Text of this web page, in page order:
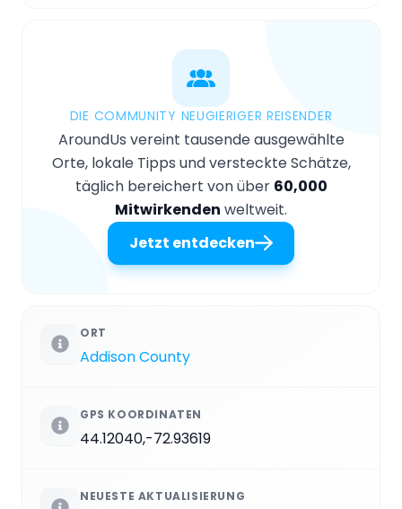
DIE COMMUNITY NEUGIERIGER REISENDER
AroundUs vereint tausende ausgewählte
Orte, lokale Tipps und versteckte Schätze,
täglich bereichert von über 60,000
Mitwirkenden weltweit.
Jetzt entdecken
ORT
Addison County
GPS KOORDINATEN
44.12040,-72.93619
NEUESTE AKTUALISIERUNG